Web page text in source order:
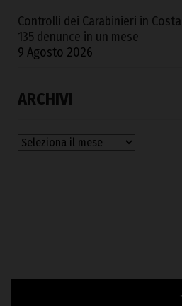
Controlli dei Carabinieri in
135 denunce in un mese
9 Agosto 2026
ARCHIVI
Archivi